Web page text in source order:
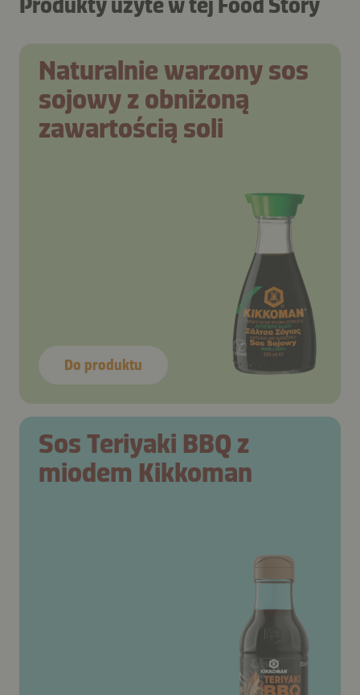
Naturalnie warzony sos
sojowy z obniżoną
zawartością soli
Do produktu
Sos Teriyaki BBQ z
miodem Kikkoman